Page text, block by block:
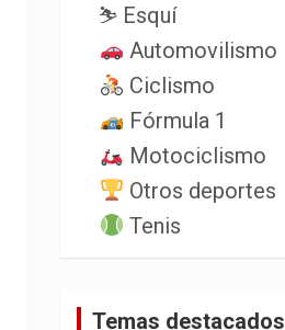
⛷️ Esquí
Automovilismo
Ciclismo
Fórmula 1
Motociclismo
Otros deportes
Tenis
Temas destacados